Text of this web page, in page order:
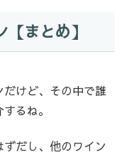
まとめ】
けど、その中で誰
るね。
だし、他のワイン